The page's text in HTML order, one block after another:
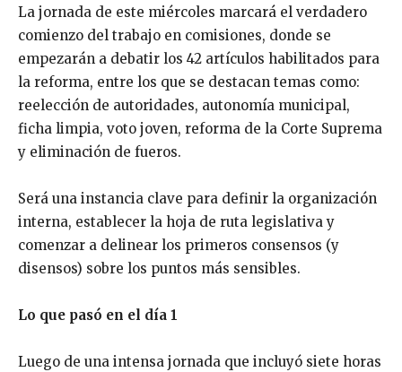
La jornada de este miércoles marcará el verdadero
comienzo del trabajo en comisiones, donde se
empezarán a debatir los 42 artículos habilitados para
la reforma, entre los que se destacan temas como:
reelección de autoridades, autonomía municipal,
ficha limpia, voto joven, reforma de la Corte Suprema
y eliminación de fueros.
Será una instancia clave para definir la organización
interna, establecer la hoja de ruta legislativa y
comenzar a delinear los primeros consensos (y
disensos) sobre los puntos más sensibles.
Lo que pasó en el día 1
Luego de una intensa jornada que incluyó siete horas